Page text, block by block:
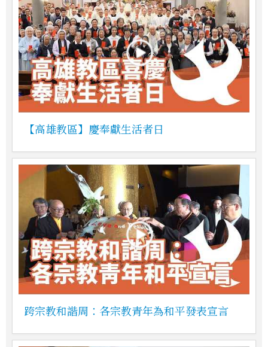
【高雄教區】慶奉獻生活者日
跨宗教和諧周：各宗教青年為和平發表宣言